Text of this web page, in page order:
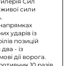
сили
ударів із
позицій
- із
дії ворога.
10 разів